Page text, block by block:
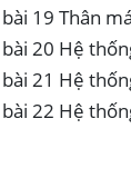
19 Thân
20 Hệ
21 Hệ
22 Hệ